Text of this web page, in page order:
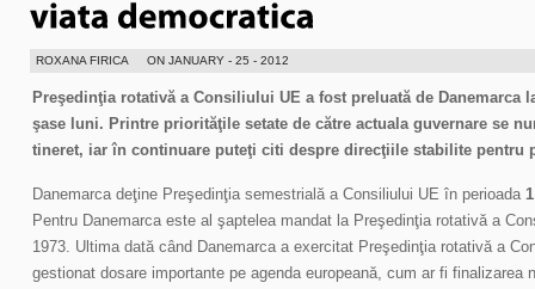
ROXANA FIRICA ON JANUARY - 25 - 2012
Preşedinţia rotativă a Consiliului UE a fost preluată de Danemarca
şase luni. Printre priorităţile setate de către actuala guvernare se
tineret, iar în continuare puteţi citi despre direcţiile stabilite pentru
Danemarca deţine Preşedinţia semestrială a Consiliului UE în perioada
Pentru Danemarca este al şaptelea mandat la Preşedinţia rotativă a
1973. Ultima dată când Danemarca a exercitat Preşedinţia rotativă a
gestionat dosare importante pe agenda europeană, cum ar fi finalizarea